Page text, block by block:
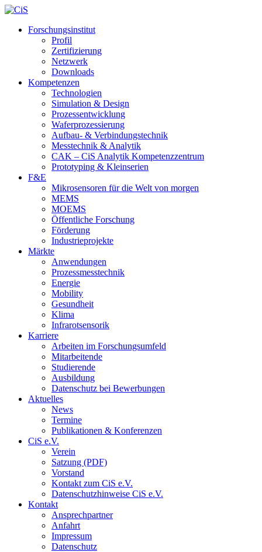
Forschungsinstitut
Profil
Zertifizierung
Netzwerk
Downloads
Kompetenzen
Technologien
Simulation & Design
Prozessentwicklung
Waferprozessierung
Aufbau- & Verbindungstechnik
Messtechnik & Analytik
CAK – CiS Analytik Kompetenzzentrum
Prototyping & Kleinserien
F&E
Mikrosensoren für die Welt von morgen
MEMS
MOEMS
Öffentliche Forschung
Förderung
Industrieprojekte
Märkte
Anwendungen
Prozessmesstechnik
Energie
Mobility
Gesundheit
Klima
Infrarotsensorik
Karriere
Arbeiten im Forschungsumfeld
Mitarbeitende
Studierende
Ausbildung
Datenschutz bei Bewerbungen
Aktuelles
News
Termine
Publikationen & Konferenzen
CiS e.V.
Verein
Satzung (PDF)
Vorstand
Kontakt zum CiS e.V.
Datenschutzhinweise CiS e.V.
Kontakt
Ansprechpartner
Anfahrt
Impressum
Datenschutz